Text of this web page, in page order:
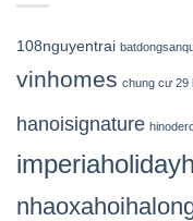
108nguyentrai
vinhomes chung cư 29
hanoisignature